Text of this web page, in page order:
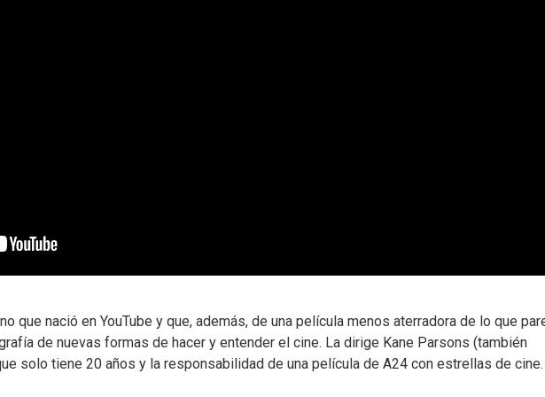
que nació en YouTube y que, además, de una película menos aterradora de lo que
de nuevas formas de hacer y entender el cine. La dirige Kane Parsons (también
solo tiene 20 años y la responsabilidad de una película de A24 con estrellas de cine.